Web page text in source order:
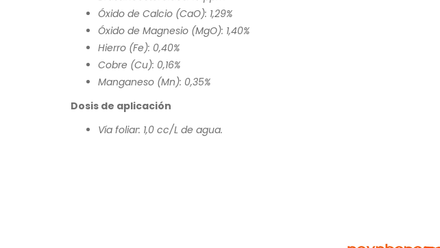
Óxido de Calcio (CaO): 1,29%
Óxido de Magnesio (MgO): 1,40%
Hierro (Fe): 0,40%
Cobre (Cu): 0,16%
Manganeso (Mn): 0,35%
Dosis de aplicación
Vía foliar: 1,0 cc/L de agua.